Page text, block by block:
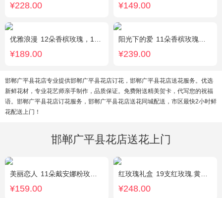
¥228.00 ¥149.00
优雅浪漫 12朵香槟玫瑰，1枝多头白百合，黄莺搭配
¥189.00
阳光下的爱 11朵香槟玫瑰，3朵向日葵，1个蓝色绣球，配花、绿叶搭配
¥239.00
邯郸广平县花店专业提供邯郸广平县花店订花，邯郸广平县花店送花服务。优选
新鲜花材，专业花艺师亲手制作，品质保证。免费附送精美贺卡，代写您的祝福
语。邯郸广平县花店订花服务，邯郸广平县花店送花同城配送，市区最快2小时鲜
花配送上门！
邯郸广平县花店送花上门
美丽恋人 11朵戴安娜粉玫瑰，粉色满天星、尤加利绿叶搭配
¥159.00
红玫瑰礼盒 19支红玫瑰.黄英配花
¥248.00